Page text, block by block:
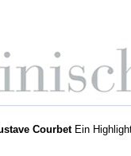
CourbetEin